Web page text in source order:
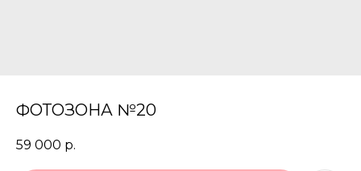
ФОТОЗОНА №20
59 000 р.